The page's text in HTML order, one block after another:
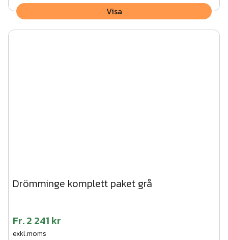
Visa
Drömminge komplett paket grå
Fr.2 241 kr
exkl.moms